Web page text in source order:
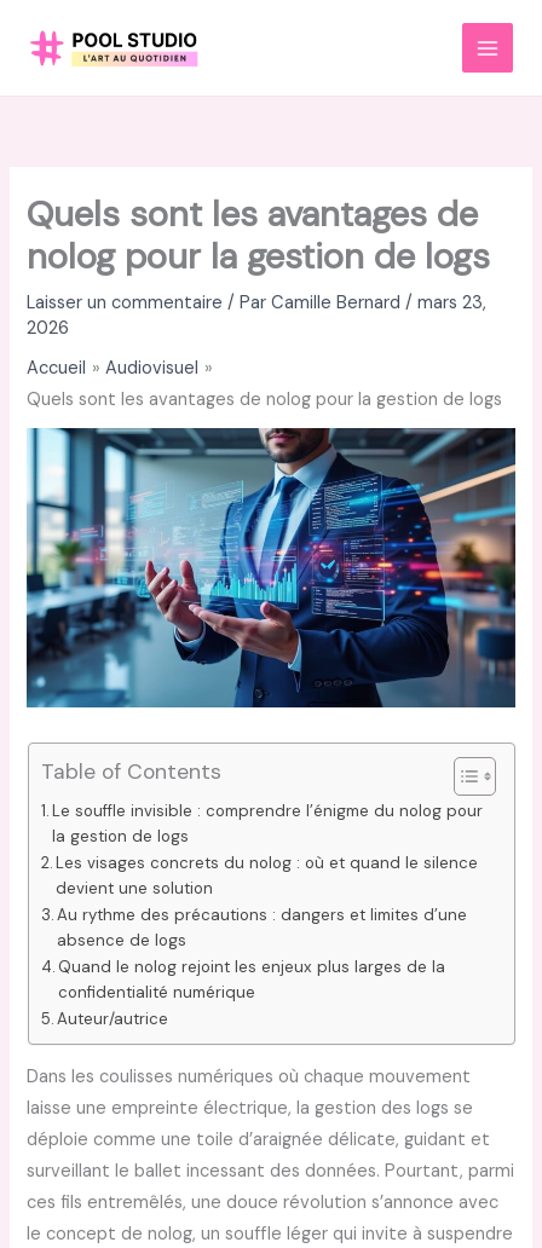
MAIN
Quels sont les avantages de
nolog pour la gestion de logs
Laisser un commentaire / ParCamille Bernard/mars 23,
2026
Accueil
Audiovisuel
Quels sont les avantages de nolog pour la gestion de logs
Table of Contents
Le souffle invisible : comprendre l’énigme du nolog pour
la gestion de logs
Les visages concrets du nolog : où et quand le silence
devient une solution
Au rythme des précautions : dangers et limites d’une
absence de logs
Quand le nolog rejoint les enjeux plus larges de la
confidentialité numérique
Auteur/autrice
Dans les coulisses numériques où chaque mouvement
laisse une empreinte électrique, la gestion des logs se
déploie comme une toile d’araignée délicate, guidant et
surveillant le ballet incessant des données. Pourtant, parmi
ces fils entremêlés, une douce révolution s’annonce avec
le concept de nolog, un souffle léger qui invite à suspendre